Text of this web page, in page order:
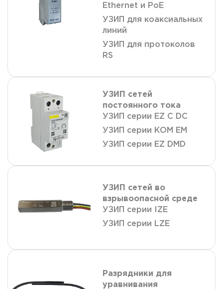
Ethernet и PoE
УЗИП для коаксиальных
линий
УЗИП для протоколов
RS
УЗИП сетей
постоянного тока
УЗИП серии EZ C DC
УЗИП серии КОМ ЕМ
УЗИП серии EZ DMD
УЗИП сетей во
взрывоопасной среде
УЗИП серии IZE
УЗИП серии LZE
Разрядники для
уравнивания